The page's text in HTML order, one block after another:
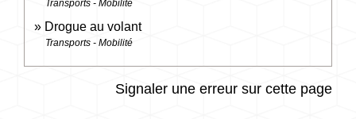
Transports - Mobilité
Drogue au volant
Transports - Mobilité
Signaler une erreur sur cette page